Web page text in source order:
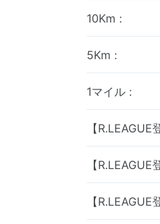
10Km :
5Km :
1マイル :
【
【
【